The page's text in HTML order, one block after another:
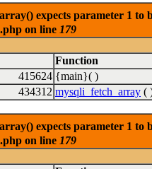
expects parameter 1 to
on line 179
Function
415624 {main}( )
434312 mysqli_fetch_array (
expects parameter 1 to
on line 179